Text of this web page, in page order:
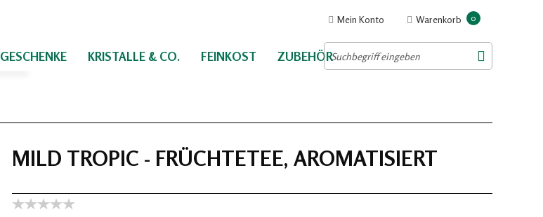
Warenkorb 0
Mein Konto
GESCHENKE KRISTALLE & CO. FEINKOST ZUBEHÖR
MILD TROPIC - FRÜCHTETEE, AROMATISIERT